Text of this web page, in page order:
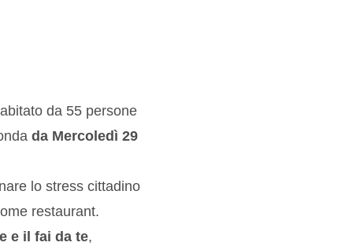
da 55 persone
da Mercoledì 29
lo stress cittadino
restaurant.
e il fai da te,